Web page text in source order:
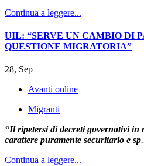
Continua a leggere...
UIL: “SERVE UN CAMBIO DI
QUESTIONE MIGRATORIA”
28, Sep
Avanti online
Migranti
“Il ripetersi di decreti governativi in
carattere puramente securitario e sp
Continua a leggere...